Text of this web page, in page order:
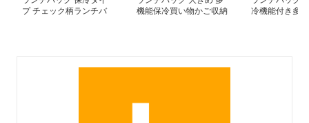
プ チェック柄ランチバ
機能保冷買い物かご収納
冷機能付き多